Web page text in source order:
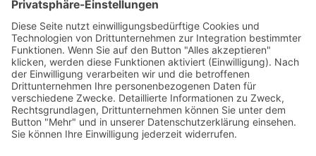
Indikation Existenzielles Leiden
Wunsch nach Sedierung, um das eigene Leben zu
beenden
Sedierung im Rahmen des Beendens künstlicher
Beatmung
Sedierung im SAPV-Kontext
Verringern der Tiefe einer begonnenen Sedierung
Sedierung zur Leidenslinderung vs. zur Abwendung
von Selbst- oder Fremdgefährdung
Informationen für Patientinnen/Patienten und Angehörige
Informationsbroschüre für Patient:innen/Angehörige